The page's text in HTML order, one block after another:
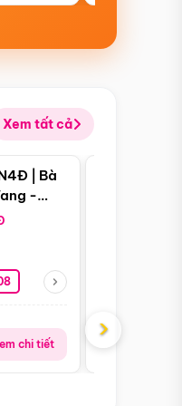
Xem tất cả
nổi bật
| Bà
-
chi tiết
Giá từ:
›